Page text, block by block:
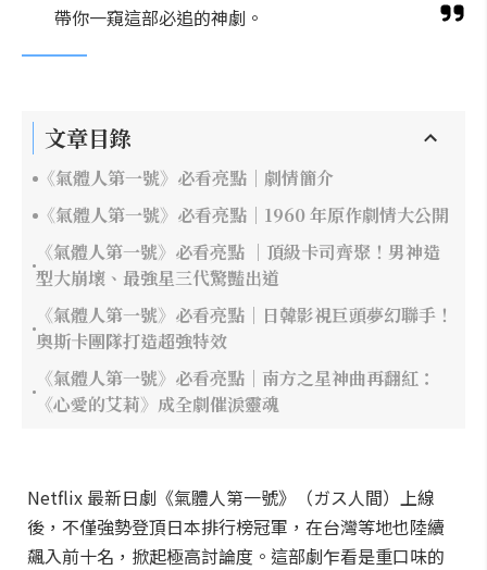
帶你一窺這部必追的神劇。
文章目錄
《氣體人第一號》必看亮點｜劇情簡介
《氣體人第一號》必看亮點｜1960 年原作劇情大公開
《氣體人第一號》必看亮點 ｜頂級卡司齊聚！男神造
型大崩壞、最強星三代驚豔出道
《氣體人第一號》必看亮點｜日韓影視巨頭夢幻聯手！
奧斯卡團隊打造超強特效
《氣體人第一號》必看亮點｜南方之星神曲再翻紅：
《心愛的艾莉》成全劇催淚靈魂
Netflix 最新日劇《氣體人第一號》（ガス人間）上線
後，不僅強勢登頂日本排行榜冠軍，在台灣等地也陸續
飆入前十名，掀起極高討論度。這部劇乍看是重口味的